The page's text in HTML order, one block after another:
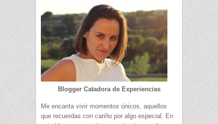
Blogger Catadora de Experiencias
Me encanta vivir momentos únicos, aquellos
que recuerdas con cariño por algo especial. En